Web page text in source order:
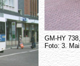
GM-HY
Foto: 3.